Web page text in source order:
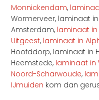
Monnickendam,
Wormerveer, laminaat
Amsterdam, laminaat
Uitgeest, laminaat in
Hoofddorp, laminaat in
Heemstede, laminaat in
Noord-Scharwoude,
IJmuiden kom dan